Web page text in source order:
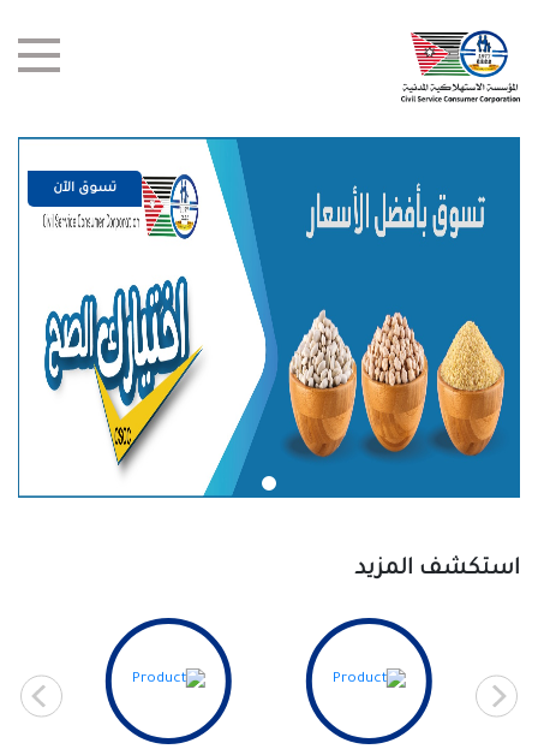
test title
العروض
أخبار
الفروع
اتصل بنا
تسوق الآن
استكشف المزيد